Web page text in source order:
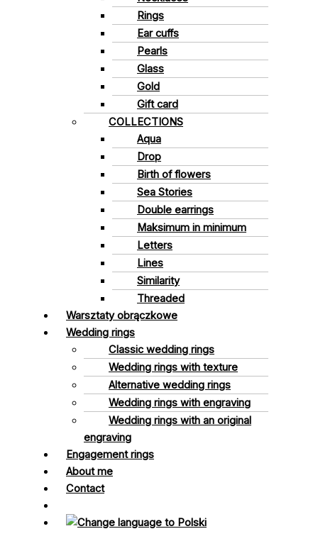
Rings
Ear cuffs
Pearls
Glass
Gold
Gift card
COLLECTIONS
Aqua
Drop
Birth of flowers
Sea Stories
Double earrings
Maksimum in minimum
Letters
Lines
Similarity
Threaded
Warsztaty obrączkowe
Wedding rings
Classic wedding rings
Wedding rings with texture
Alternative wedding rings
Wedding rings with engraving
Wedding rings with an original
engraving
Engagement rings
About me
Contact